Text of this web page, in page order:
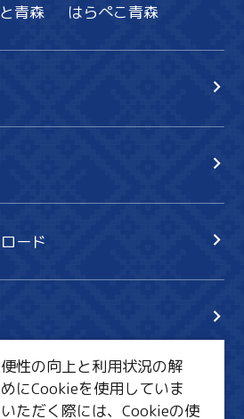
青森 はらぺこ青森
ード
共有
性の向上と利用状況の解
にCookieを使用していま
ただく際には、Cookieの使